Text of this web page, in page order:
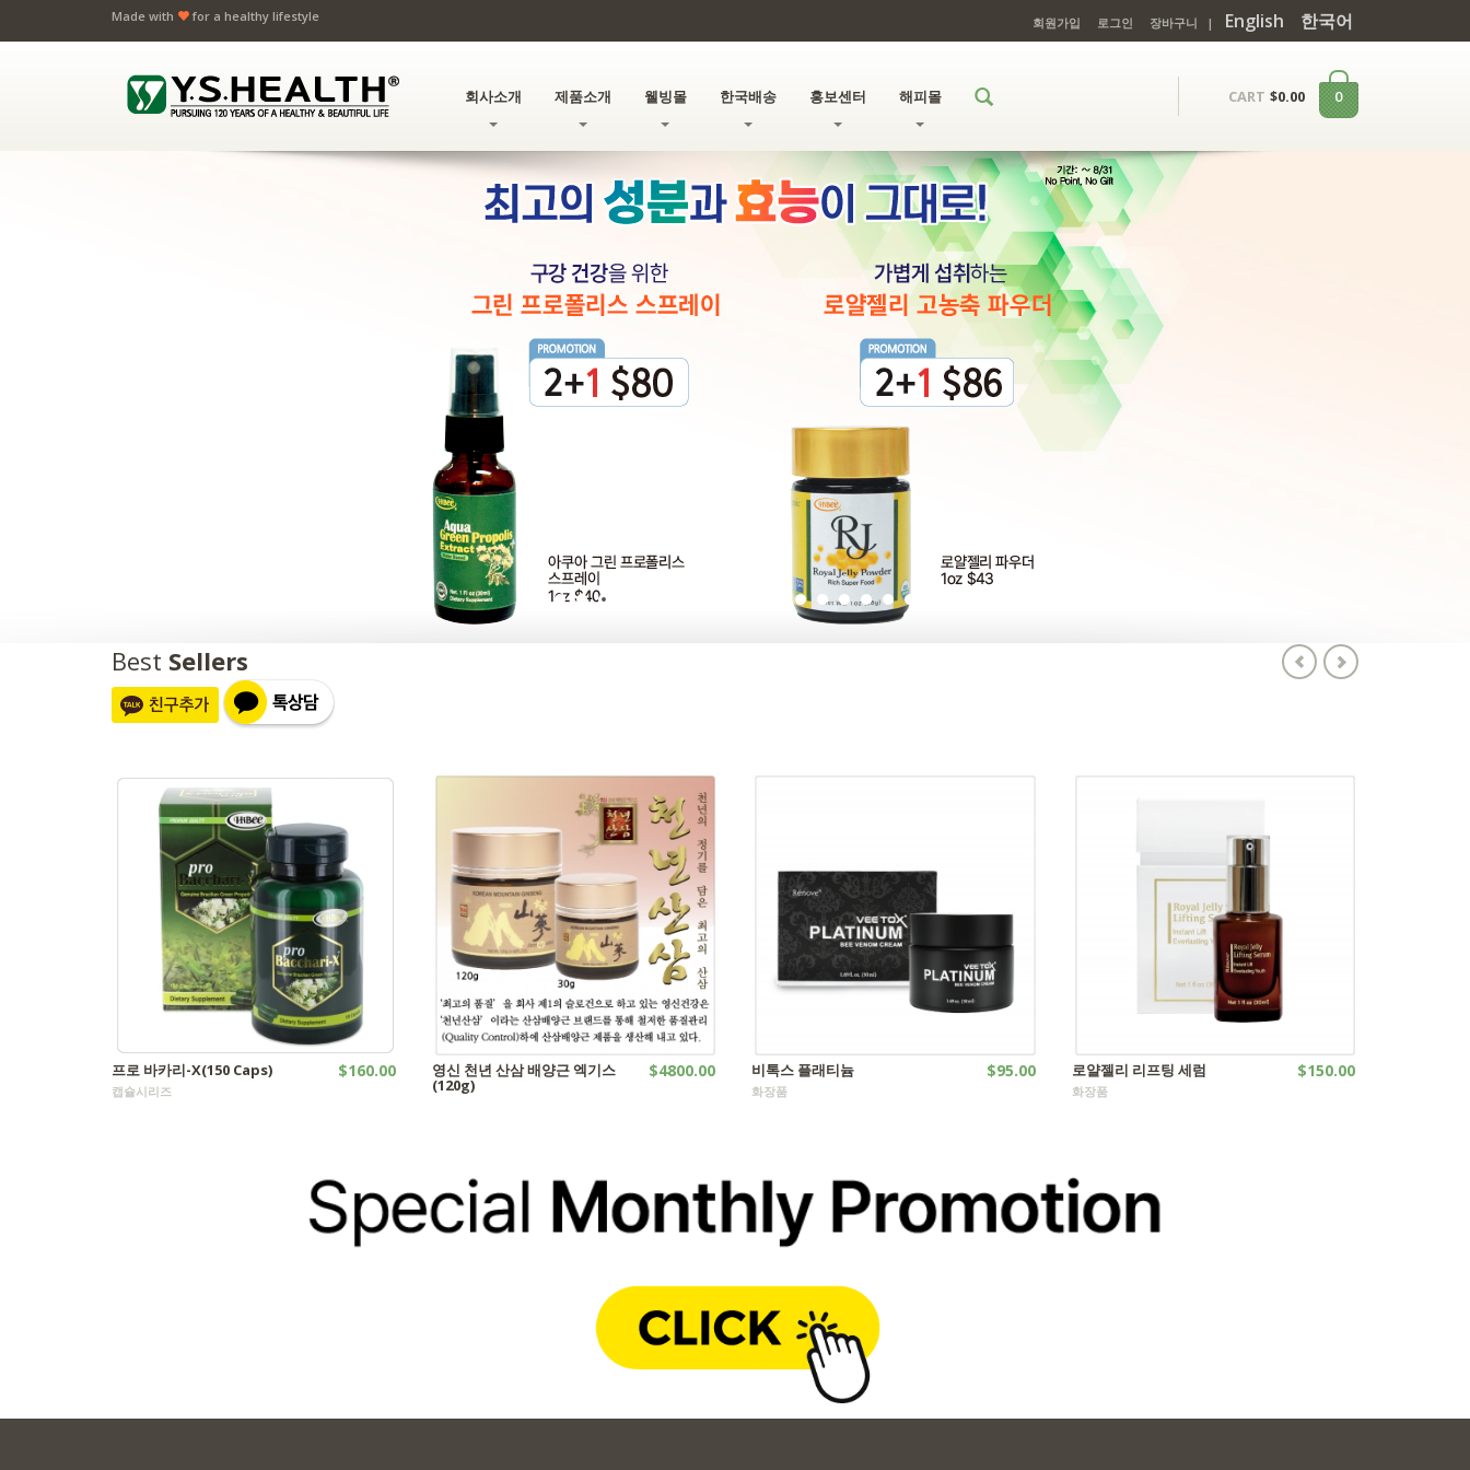
Made with for a healthy lifestyle 회원가입 로그인 장바구니 | English 한국어
회사소개 제품소개 웰빙몰 한국배송 홍보센터 해피몰 CART $0.00 0
Best Sellers
프로 바카리-X(150 Caps) $160.00
캡슐시리즈
영신 천년 산삼 배양근 엑기스
(120g)
$4800.00 비톡스 플래티늄 $95.00
화장품
로얄젤리 리프팅 세럼 $150.00
화장품